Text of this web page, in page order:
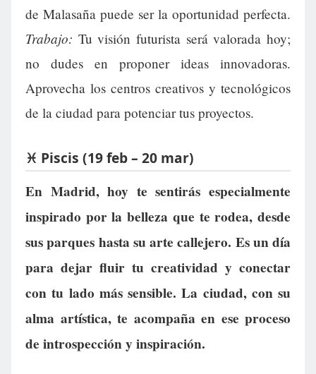
de Malasaña puede ser la oportunidad perfecta.
Trabajo: Tu visión futurista será valorada hoy;
no dudes en proponer ideas innovadoras.
Aprovecha los centros creativos y tecnológicos
de la ciudad para potenciar tus proyectos.
♓ Piscis (19 feb – 20 mar)
En Madrid, hoy te sentirás especialmente
inspirado por la belleza que te rodea, desde
sus parques hasta su arte callejero. Es un día
para dejar fluir tu creatividad y conectar
con tu lado más sensible. La ciudad, con su
alma artística, te acompaña en ese proceso
de introspección y inspiración.